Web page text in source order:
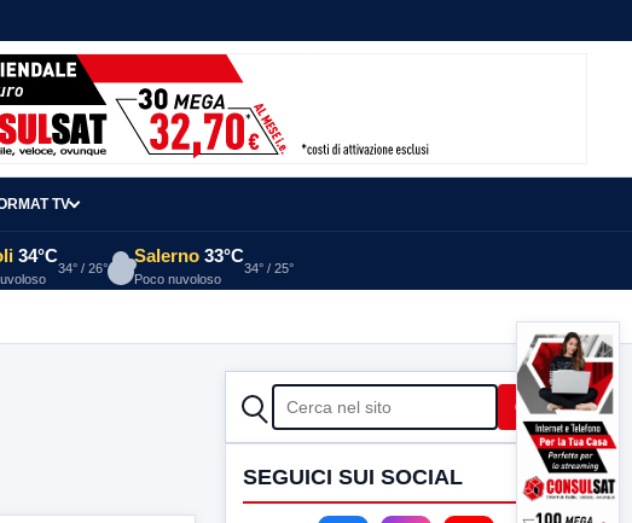
TV
34°C
34° / 26°
Salerno 33°C
Poco nuvoloso
34° / 25°
CERCA Cerca
SEGUICI SUI SOCIAL